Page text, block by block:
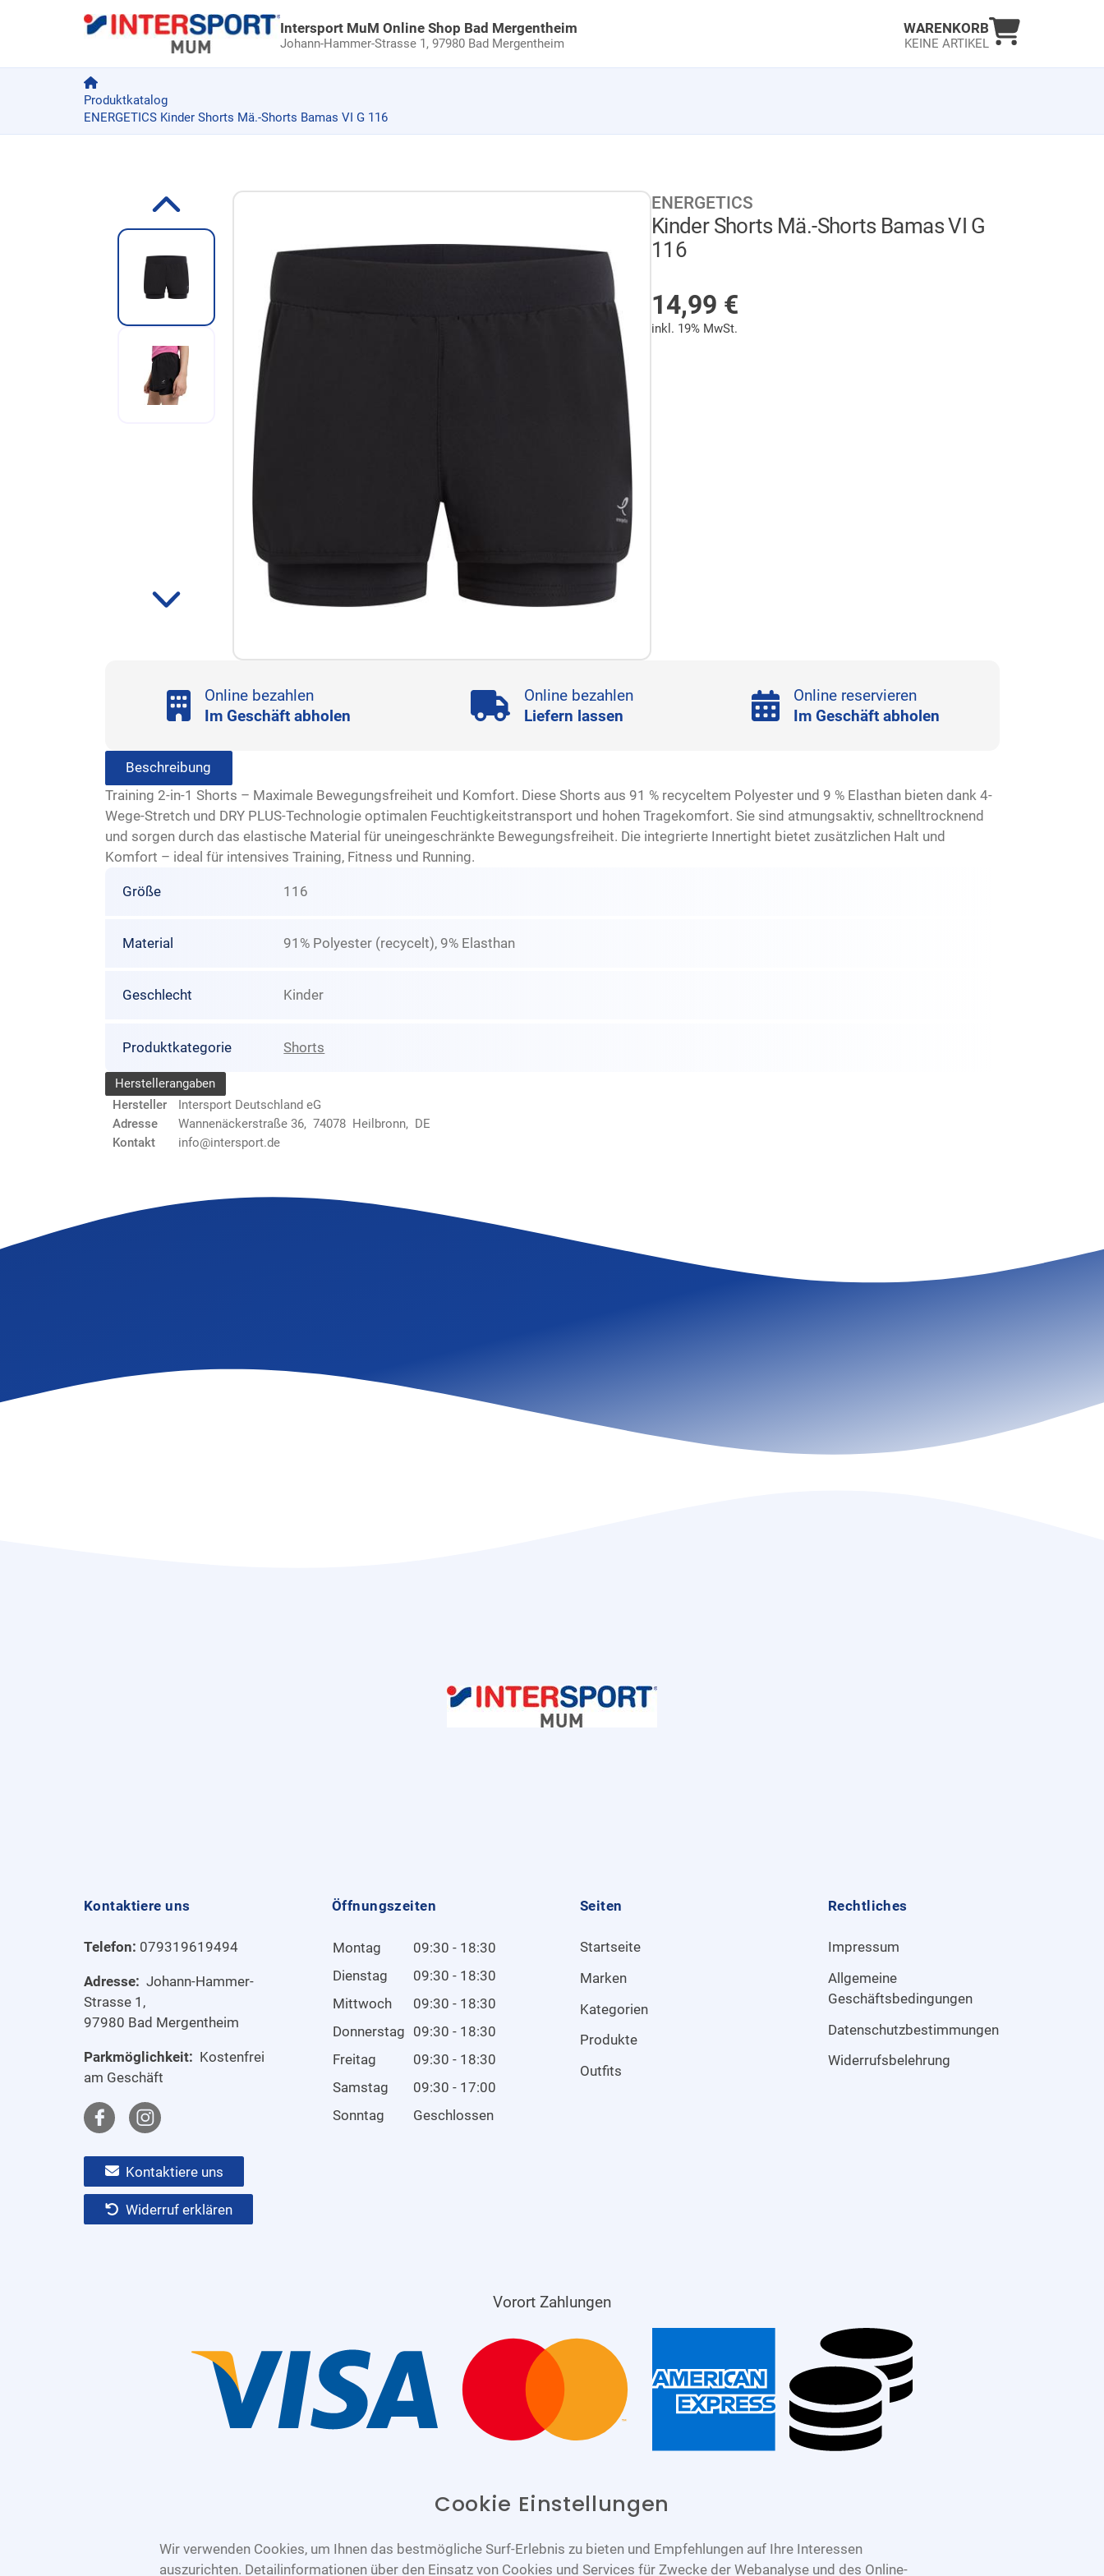
Intersport MuM Online Shop Bad Mergentheim
Johann-Hammer-Strasse 1,97980 Bad Mergentheim
WARENKORB
KEINE ARTIKEL
Warenkorb
Produktkatalog
ENERGETICS Kinder Shorts Mä.-Shorts Bamas VI G 116
Zur Produktbeschreibung springen ENERGETICS
Kinder Shorts Mä.-Shorts Bamas VI G
116
14,99 €
inkl. 19% MwSt.
Online bezahlen
Im Geschäft abholen
Online bezahlen
Liefern lassen
Online reservieren
Im Geschäft abholen
Beschreibung
Training 2-in-1 Shorts – Maximale Bewegungsfreiheit und Komfort. Diese Shorts aus 91 % recyceltem Polyester und 9 % Elasthan bieten dank 4-
Wege-Stretch und DRY PLUS-Technologie optimalen Feuchtigkeitstransport und hohen Tragekomfort. Sie sind atmungsaktiv, schnelltrocknend
und sorgen durch das elastische Material für uneingeschränkte Bewegungsfreiheit. Die integrierte Innertight bietet zusätzlichen Halt und
Komfort – ideal für intensives Training, Fitness und Running.
Größe 116
Material 91% Polyester (recycelt), 9% Elasthan
Geschlecht Kinder
Produktkategorie Shorts
Herstellerangaben
Hersteller
Intersport Deutschland eG
Adresse
Wannenäckerstraße 36, 74078 Heilbronn, DE
Kontakt
info@intersport.de
Kontaktiere uns
Telefon: 079319619494
Adresse: Johann-Hammer-
Strasse 1,
97980 Bad Mergentheim
Parkmöglichkeit: Kostenfrei
am Geschäft
Kontaktiere uns
Widerruf erklären
Öffnungszeiten
Montag
09:30 - 18:30
Dienstag
09:30 - 18:30
Mittwoch
09:30 - 18:30
Donnerstag 09:30 - 18:30
Freitag
09:30 - 18:30
Samstag
09:30 - 17:00
Sonntag
Geschlossen
Seiten
Startseite
Marken
Kategorien
Produkte
Outfits
Rechtliches
Impressum
Allgemeine
Geschäftsbedingungen
Datenschutzbestimmungen
Widerrufsbelehrung
Vorort Zahlungen
Cookie Einstellungen
Wir verwenden Cookies, um Ihnen das bestmögliche Surf-Erlebnis zu bieten und Empfehlungen auf Ihre Interessen
auszurichten. Detailinformationen über den Einsatz von Cookies und Services für Zwecke der Webanalyse und des Online-